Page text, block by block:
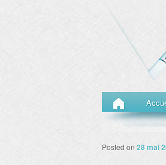
Menu principal
Aller au
Aller au
Posted on 28 mai